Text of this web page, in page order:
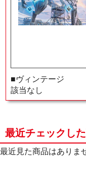
■ヴィンテージ
該当なし
最近チェックし
最近見た商品はありま